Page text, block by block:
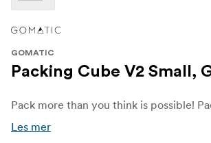
GOMATIC
Packing Cube V2 Small,
Les mer